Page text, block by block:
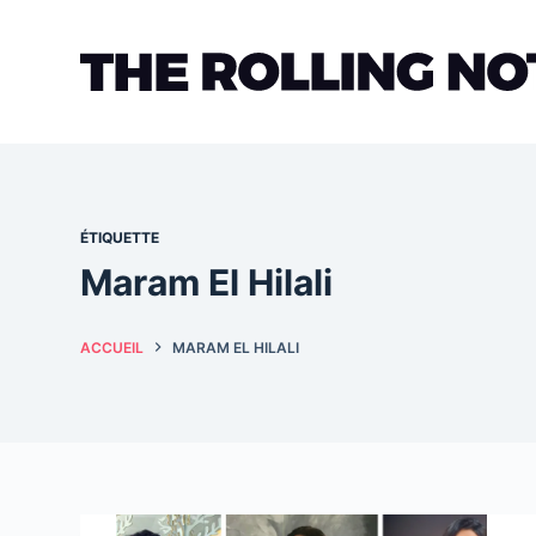
ÉTIQUETTE
Maram El Hilali
ACCUEIL MARAM EL HILALI